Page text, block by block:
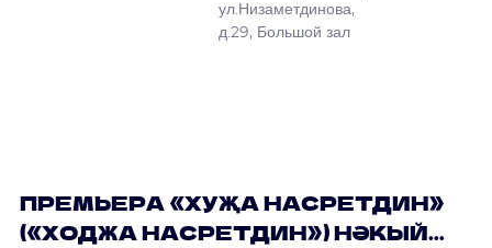
ул.Низаметдинова,
д.29, Большой зал
ПРЕМЬЕРА «ХУҖА НАСРЕТДИН»
(«ХОДЖА НАСРЕТДИН») НӘКЫЙ